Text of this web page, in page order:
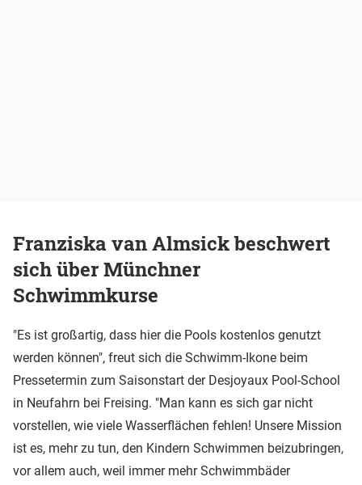
Franziska van Almsick beschwert
sich über Münchner
Schwimmkurse
"Es ist großartig, dass hier die Pools kostenlos genutzt
werden können", freut sich die Schwimm-Ikone beim
Pressetermin zum Saisonstart der Desjoyaux Pool-School
in Neufahrn bei Freising. "Man kann es sich gar nicht
vorstellen, wie viele Wasserflächen fehlen! Unsere Mission
ist es, mehr zu tun, den Kindern Schwimmen beizubringen,
vor allem auch, weil immer mehr Schwimmbäder